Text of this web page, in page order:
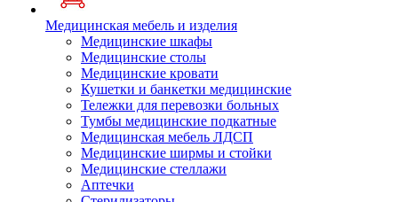
Медицинская мебель и изделия
Медицинские шкафы
Медицинские столы
Медицинские кровати
Кушетки и банкетки медицинские
Тележки для перевозки больных
Тумбы медицинские подкатные
Медицинская мебель ЛДСП
Медицинские ширмы и стойки
Медицинские стеллажи
Аптечки